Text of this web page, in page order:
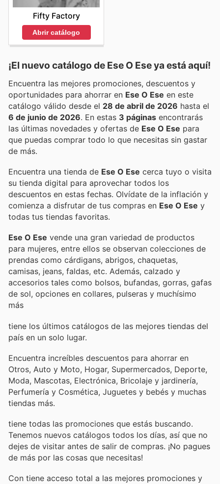
Fifty Factory
Abrir catálogo
¡El nuevo catálogo de Ese O Eseya está aquí!
Encuentra las mejores promociones, descuentos y
oportunidades para ahorrar en Ese O Ese en este
catálogo válido desde el 28 de abril de 2026 hasta el
6 de junio de 2026 . En estas 3 páginas encontrarás
las últimas novedades y ofertas de Ese O Ese para
que puedas comprar todo lo que necesitas sin gastar
de más.
Encuentra una tienda de Ese O Ese cerca tuyo o visita
su tienda digital para aprovechar todos los
descuentos en estas fechas. Olvídate de la inflación y
comienza a disfrutar de tus compras en Ese O Ese y
todas tus tiendas favoritas.
Ese O Ese vende una gran variedad de productos
para mujeres, entre ellos se observan colecciones de
prendas como cárdigans, abrigos, chaquetas,
camisas, jeans, faldas, etc. Además, calzado y
accesorios tales como bolsos, bufandas, gorras, gafas
de sol, opciones en collares, pulseras y muchísimo
más
tiene los últimos catálogos de las mejores tiendas del
país en un solo lugar.
Encuentra increíbles descuentos para ahorrar en
Otros, Auto y Moto, Hogar, Supermercados, Deporte,
Moda, Mascotas, Electrónica, Bricolaje y jardinería,
Perfumería y Cosmética, Juguetes y bebés y muchas
tiendas más.
tiene todas las promociones que estás buscando.
Tenemos nuevos catálogos todos los días, así que no
dejes de visitar antes de salir de compras. ¡No pagues
de más por las cosas que necesitas!
Con tiene acceso total a las mejores promociones y